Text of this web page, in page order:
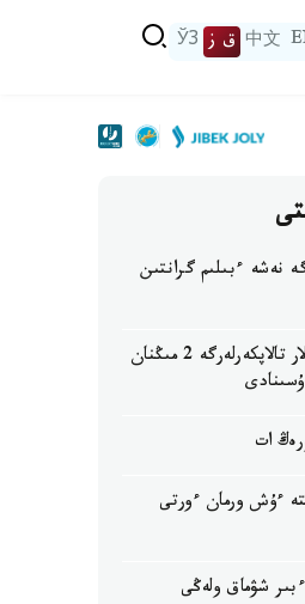
中文 ق ز ЎЗ
نەشە ءبىلىم گرانتىن
قازاقستاندىق ج و و- لار تالاپكەرلەرگە 2 مىڭنان
ات
ءۇش ورمان ءورتى
شۋماق ولەڭى